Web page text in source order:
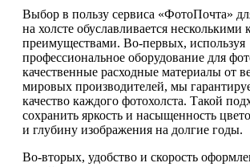
Выбор в пользу сервиса «ФотоПочта»
на холсте обуславливается
преимуществами. Во-первых, используя
профессиональное оборудование для
качественные расходные материалы от
мировых производителей, мы
качество каждого фотохолста. Такой
сохранить яркость и насыщенность
и глубину изображения на долгие годы.
Во-вторых, удобство и скорость